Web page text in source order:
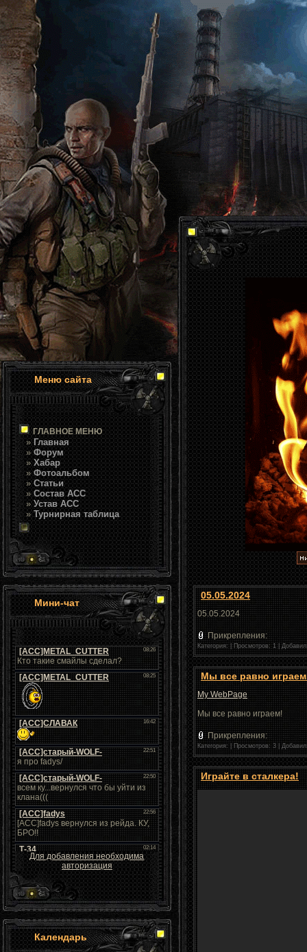
Меню сайта
ГЛАВНОЕ МЕНЮ
» Главная
»Форум
»Хабар
» Фотоальбом
»Статьи
»Состав АСС
» Устав АСС
»Турнирная таблица
Мини-чат
Для добавления необходима
авторизация
Календарь
05.05.2024
05.05.2024
Прикрепления:
Категория: Просмотров: 1 |
Мы все равно
My WebPage
Мы все равно играем!
Прикрепления:
Категория: Просмотров: 3 |
Играйте в сталкера!